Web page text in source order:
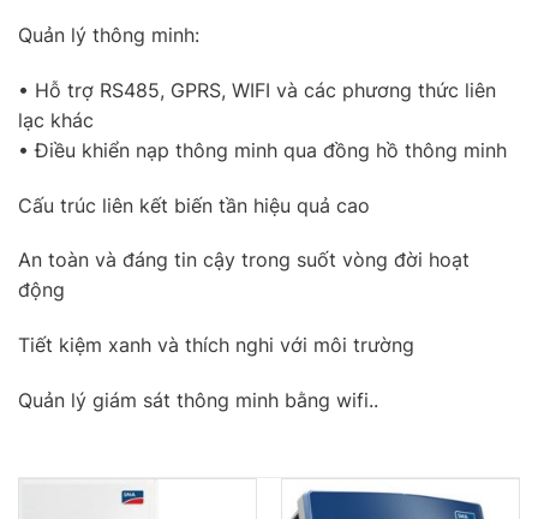
Quản lý thông minh:
• Hỗ trợ RS485, GPRS, WIFI và các phương thức liên
lạc khác
• Điều khiển nạp thông minh qua đồng hồ thông minh
Cấu trúc liên kết biến tần hiệu quả cao
An toàn và đáng tin cậy trong suốt vòng đời hoạt
động
Tiết kiệm xanh và thích nghi với môi trường
Quản lý giám sát thông minh bằng wifi..